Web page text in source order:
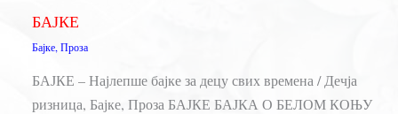
БАЈКЕ
Бајке, Проза
БАЈКЕ – Најлепше бајке за децу свих времена / Дечја
ризница, Бајке, Проза БАЈКЕ БАЈКА О БЕЛОМ КОЊУ